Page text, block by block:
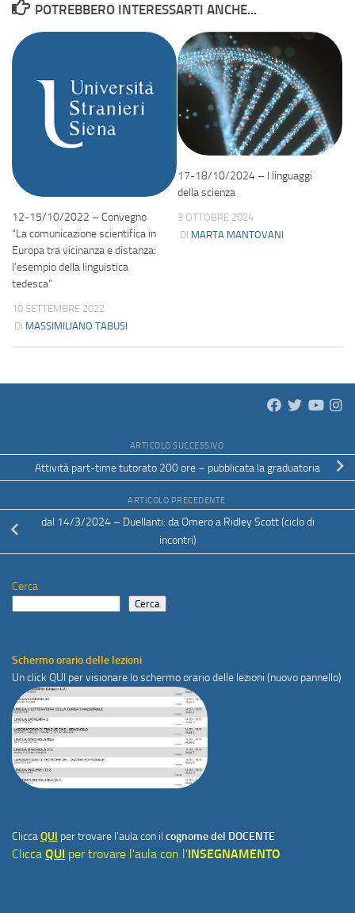
POTREBBERO INTERESSARTI ANCHE...
12-15/10/2022 – Convegno
“La comunicazione scientifica in
Europa tra vicinanza e distanza:
l’esempio della linguistica
tedesca”
10 SETTEMBRE 2022
DI MASSIMILIANO TABUSI
17-18/10/2024 – I linguaggi
della scienza
3 OTTOBRE 2024
DI MARTA MANTOVANI
ARTICOLO SUCCESSIVO
Attività part-time tutorato 200 ore – pubblicata la graduatoria
ARTICOLO PRECEDENTE
dal 14/3/2024 – Duellanti: da Omero a Ridley Scott (ciclo di
incontri)
Cerca
Cerca
Schermo orario delle lezioni
Un click QUI per visionare lo schermo orario delle lezioni (nuovo pannello)
CliccaQUI per trovare l'aula con il cognome del DOCENTE
Clicca QUI per trovare l'aula con l'INSEGNAMENTO